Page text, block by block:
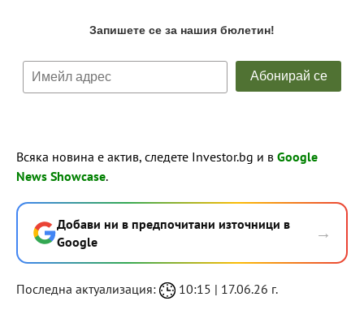
Всяка новина е актив, следете Investor.bg и в Google
News Showcase.
Добави ни в предпочитани източници в
Google
→
Последна актуализация: 10:15 | 17.06.26 г.